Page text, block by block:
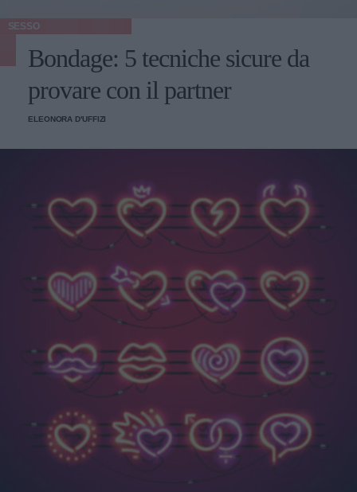
SESSO
Bondage: 5 tecniche sicure da
provare con il partner
ELEONORA D'UFFIZI